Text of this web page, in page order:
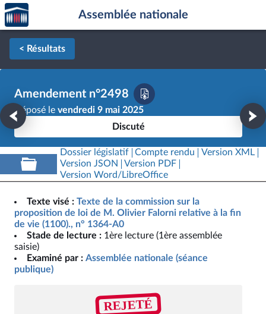
Aller au contenu
Aller en bas de la page
Accèder
à la
page
d'accueil
Assemblée nationale
< Résultats
Amendement n°2498
Déposé le vendredi 9 mai 2025
Discuté
Dossier législatif Compte rendu
Version XML
Version JSON
Version PDF
Version Word/LibreOffice
Texte visé : Texte de la commission sur la
proposition de loi de M. Olivier Falorni relative à la fin
de vie (1100)., n° 1364-A0
Stade de lecture : 1ère lecture (1ère assemblée
saisie)
Examiné par : Assemblée nationale (séance
publique)
REJETÉ